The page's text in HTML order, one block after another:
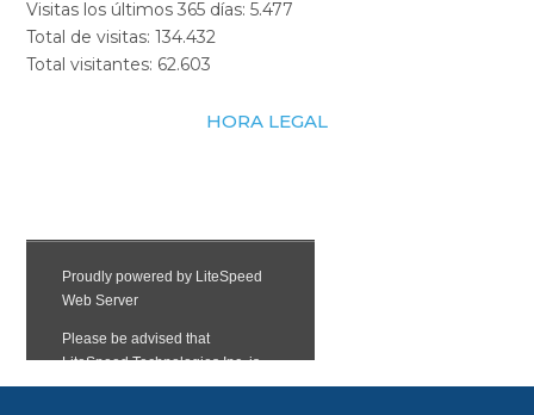
Visitas los últimos 365 días:5.477
Total de visitas:134.432
Total visitantes: 62.603
HORA LEGAL